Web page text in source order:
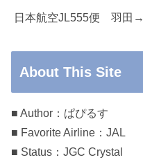
日本航空JL555便 羽田→
About This Site
■ Author：ぱぴるす
■ Favorite Airline：JAL
■ Status：JGC Crystal